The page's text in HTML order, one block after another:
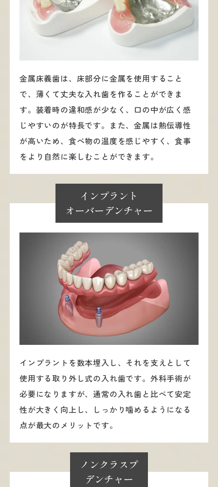
金属床義歯は、床部分に金属を使用すること
で、薄くて丈夫な入れ歯を作ることができま
す。装着時の違和感が少なく、口の中が広く感
じやすいのが特長です。また、金属は熱伝導性
が高いため、食べ物の温度を感じやすく、食事
をより自然に楽しむことができます。
インプラント
オーバーデンチャー
インプラントを数本埋入し、それを支えとして
使用する取り外し式の入れ歯です。外科手術が
必要になりますが、通常の入れ歯と比べて安定
性が大きく向上し、しっかり噛めるようになる
点が最大のメリットです。
ノンクラスプ
デンチャー